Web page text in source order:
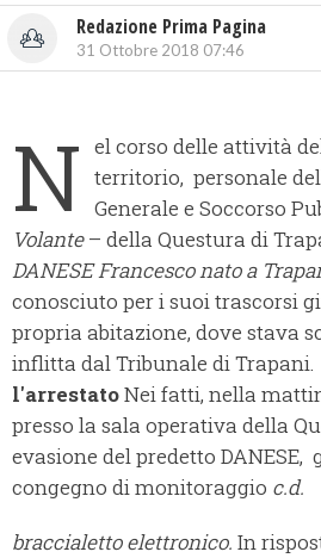
Redazione Prima Pagina
31 Ottobre 2018 07:46
N el corso delle attività
territorio, personale
Generale e Soccorso
Volante– della Questura di
DANESE Francesco nato a
conosciuto per i suoi trascorsi
propria abitazione, dove stava
inflitta dal Tribunale di Trapani.
l'arrestatoNei fatti, nella
presso la sala operativa della
evasione del predetto DANESE,
congegno di monitoraggio c.d.
braccialetto elettronico. In